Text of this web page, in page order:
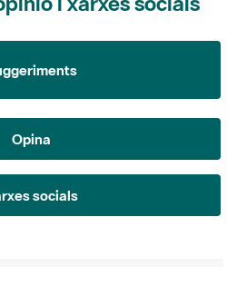
Opina
socials